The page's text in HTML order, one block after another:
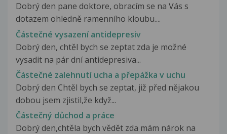
Dobrý den pane doktore, obracím se na Vás s
dotazem ohledně ramenního kloubu....
Částečné vysazení antidepresiv
Dobrý den, chtěl bych se zeptat zda je možné
vysadit na pár dní antidepresiva...
Částečné zalehnutí ucha a přepážka v uchu
Dobrý den Chtěl bych se zeptat, již před nějakou
dobou jsem zjistil,že když...
Částečný důchod a práce
Dobrý den,chtěla bych vědět zda mám nárok na